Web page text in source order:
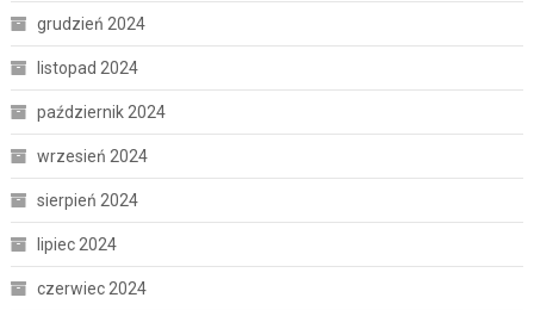
grudzień 2024
listopad 2024
październik 2024
wrzesień 2024
sierpień 2024
lipiec 2024
czerwiec 2024